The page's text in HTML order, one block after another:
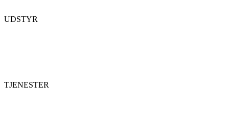
UDSTYR
TJENESTER